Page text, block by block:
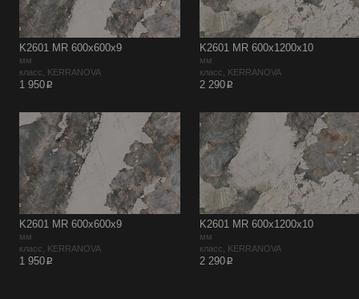
K2601 MR 600x600x9
мм
класс, KERRANOVA
1 950p
K2601 MR 600x1200x10
мм
класс, KERRANOVA
2 290p
K2601 MR 600x600x9
мм
класс, KERRANOVA
1 950p
K2601 MR 600x1200x10
мм
класс, KERRANOVA
2 290p